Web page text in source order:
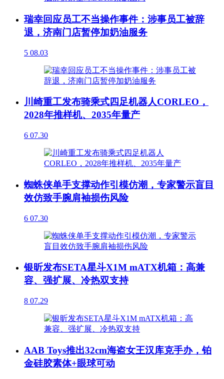
瑞幸回应员工不当操作事件：涉事员工被辞
退，济南门店暂停加奶油服务
5 08.03
川崎重工发布骑乘式四足机器人CORLEO，
2028年推样机、2035年量产
6 07.30
蜘蛛侠单手支撑动作引模仿潮，专家警示盲目
效仿致手腕肩袖损伤风险
6 07.30
银昕发布SETA星斗X1M mATX机箱：高兼
容、强扩展、冷热双支持
8 07.29
AAB Toys推出32cm海盗女王汉库克手办，铂
金硅胶素体+眼球可动